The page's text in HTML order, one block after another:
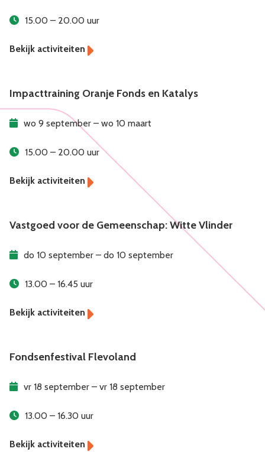
15.00 – 20.00 uur
Impacttraining Oranje Fonds en Katalys
wo 9 september – wo 10 maart
15.00 – 20.00 uur
Vastgoed voor de Gemeenschap: Witte Vlinder
do 10 september – do 10 september
13.00 – 16.45 uur
Fondsenfestival Flevoland
vr 18 september – vr 18 september
13.00 – 16.30 uur